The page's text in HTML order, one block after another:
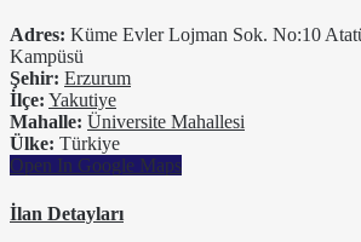
Adres: Küme Evler Lojman Sok. No:10
Kampüsü
Şehir: Erzurum
İlçe: Yakutiye
Mahalle: Üniversite Mahallesi
Ülke: Türkiye
Open In Google Maps
İlan Detayları